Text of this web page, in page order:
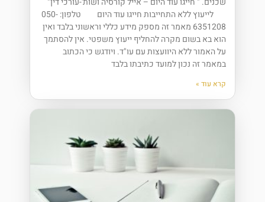
לייעוץ ללא התחייבות חייגו עוד היום טלפון: 050-
6351208 מאמר זה מספק מידע כללי וראשוני בלבד ואין
הוא בא בשום מקרה להחליף ייעוץ משפטי. אין להסתמך
על האמור ללא היוועצות עם עו"ד. ויודגש כי הכתוב
במאמר זה נכון למועד כתיבתו בלבד
קרא עוד »